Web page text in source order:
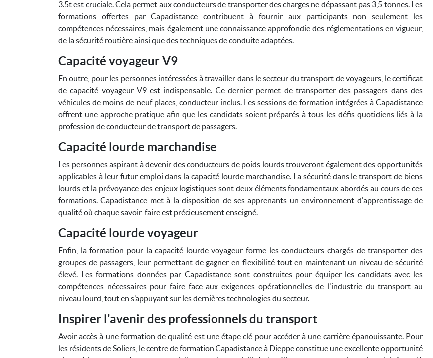
3.5t est cruciale. Cela permet aux conducteurs de transporter des charges ne dépassant pas 3,5 tonnes. Les
formations offertes par Capadistance contribuent à fournir aux participants non seulement les
compétences nécessaires, mais également une connaissance approfondie des réglementations en vigueur,
de la sécurité routière ainsi que des techniques de conduite adaptées.
Capacité voyageur V9
En outre, pour les personnes intéressées à travailler dans le secteur du transport de voyageurs, le certificat
de capacité voyageur V9 est indispensable. Ce dernier permet de transporter des passagers dans des
véhicules de moins de neuf places, conducteur inclus. Les sessions de formation intégrées à Capadistance
offrent une approche pratique afin que les candidats soient préparés à tous les défis quotidiens liés à la
profession de conducteur de transport de passagers.
Capacité lourde marchandise
Les personnes aspirant à devenir des conducteurs de poids lourds trouveront également des opportunités
applicables à leur futur emploi dans la capacité lourde marchandise. La sécurité dans le transport de biens
lourds et la prévoyance des enjeux logistiques sont deux éléments fondamentaux abordés au cours de ces
formations. Capadistance met à la disposition de ses apprenants un environnement d'apprentissage de
qualité où chaque savoir-faire est précieusement enseigné.
Capacité lourde voyageur
Enfin, la formation pour la capacité lourde voyageur forme les conducteurs chargés de transporter des
groupes de passagers, leur permettant de gagner en flexibilité tout en maintenant un niveau de sécurité
élevé. Les formations données par Capadistance sont construites pour équiper les candidats avec les
compétences nécessaires pour faire face aux exigences opérationnelles de l'industrie du transport au
niveau lourd, tout en s’appuyant sur les dernières technologies du secteur.
Inspirer l'avenir des professionnels du transport
Avoir accès à une formation de qualité est une étape clé pour accéder à une carrière épanouissante. Pour
les résidents de Soliers, le centre de formation Capadistance à Dieppe constitue une excellente opportunité